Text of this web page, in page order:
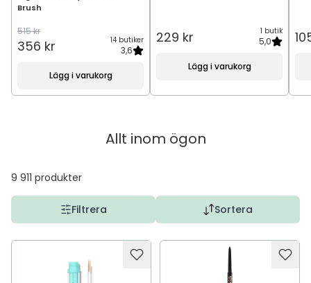
Brush
515 kr
356 kr 14 butiker
3,6
Lägg i varukorg
229 kr 1 butik
5,0
Lägg i varukorg
Allt inom ögon
9 911 produkter
Filtrera Sortera